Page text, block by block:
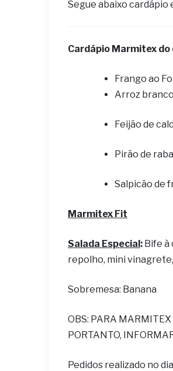
Segue abaixo cardápio
Cardápio Marmitex do
Frango ao
Arroz
Feijão de
Pirão de
Salpicão de
Marmitex Fit
Salada Especial: Bife à
repolho, mini
Sobremesa: Banana
OBS: PARA MARMITEX
PORTANTO,
Pedidos realizado no